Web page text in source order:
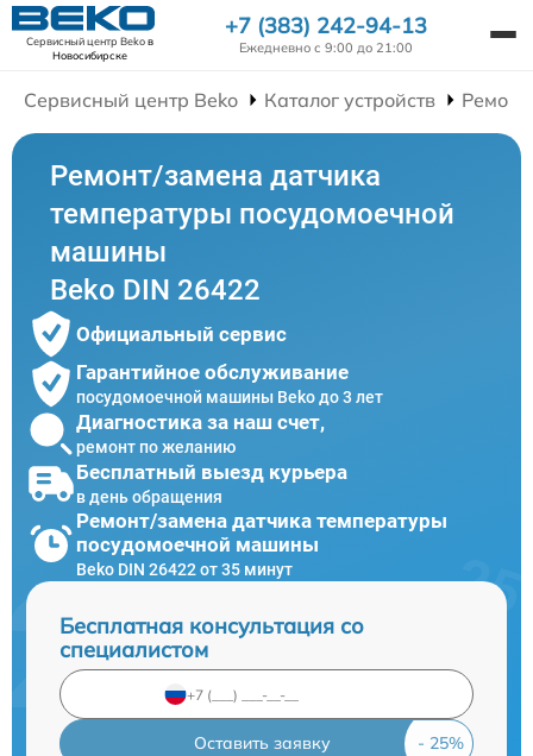
Сервисный центр Bekoв
Новосибирске
+7 (383) 242-94-13
Ежедневно с 9:00 до 21:00
Сервисный центр Beko Каталог устройств
Ремонт/замена датчика
температуры посудомоечной
машины
Beko DIN 26422
Официальный сервис
Гарантийное обслуживание
посудомоечной машины Beko до 3 лет
Диагностика за наш счет,
ремонт по желанию
Бесплатный выезд курьера
в день обращения
Ремонт/замена датчика температуры
посудомоечной машины
Beko DIN 26422 от 35 минут
Бесплатная консультация со
специалистом
Оставить заявку